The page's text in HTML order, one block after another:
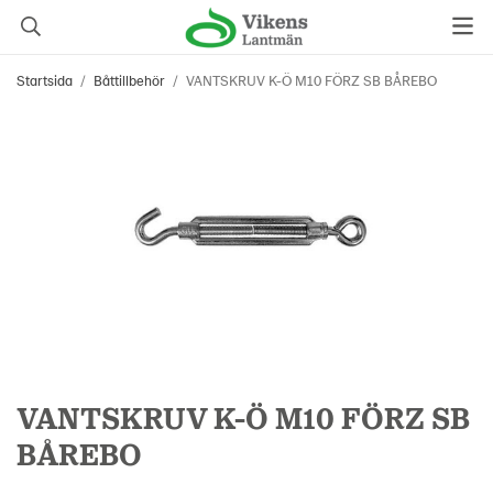
Startsida / Båttillbehör / VANTSKRUV K-Ö M10 FÖRZ SB BÅREBO
VANTSKRUV K-Ö M10 FÖRZ SB
BÅREBO